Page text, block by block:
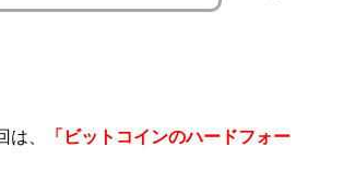
は、
「ビットコインのハードフォー